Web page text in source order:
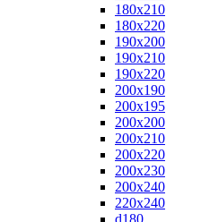
180x210
180x220
190x200
190x210
190x220
200x190
200x195
200x200
200x210
200x220
200x230
200x240
220x240
d180